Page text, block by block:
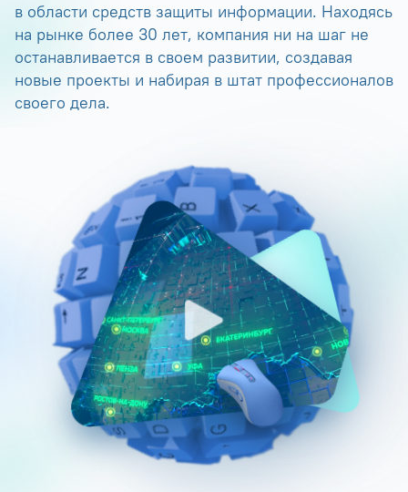
в области средств защиты информации. Находясь
на рынке более 30 лет, компания ни на шаг не
останавливается в своем развитии, создавая
новые проекты и набирая в штат профессионалов
своего дела.